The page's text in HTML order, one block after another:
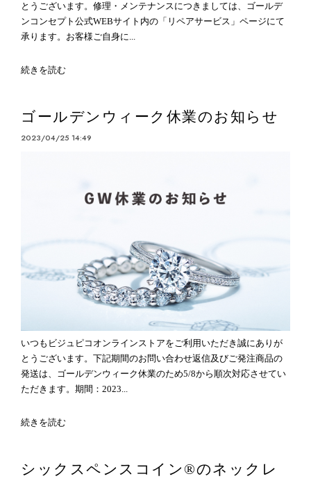
とうございます。修理・メンテナンスにつきましては、ゴールデ
ンコンセプト公式WEBサイト内の「リペアサービス」ページにて
承ります。お客様ご自身に...
続きを読む
ゴールデンウィーク休業のお知らせ
2023/04/25 14:49
いつもビジュピコオンラインストアをご利用いただき誠にありが
とうございます。下記期間のお問い合わせ返信及びご発注商品の
発送は、ゴールデンウィーク休業のため5/8から順次対応させてい
ただきます。期間：2023...
続きを読む
シックスペンスコイン®のネックレ